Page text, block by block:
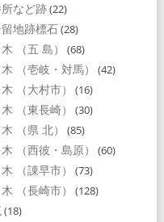
など跡(22)
地跡標石(28)
（五 島） (68)
（壱岐・対馬） (42)
（大村市） (16)
（東長崎） (30)
（県 北） (85)
（西彼・島原） (60)
（諌早市） (73)
（長崎市） (128)
(18)